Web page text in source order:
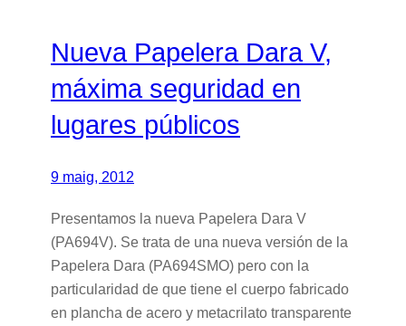
Nueva Papelera Dara V,
máxima seguridad en
lugares públicos
9 maig, 2012
Presentamos la nueva Papelera Dara V
(PA694V). Se trata de una nueva versión de la
Papelera Dara (PA694SMO) pero con la
particularidad de que tiene el cuerpo fabricado
en plancha de acero y metacrilato transparente